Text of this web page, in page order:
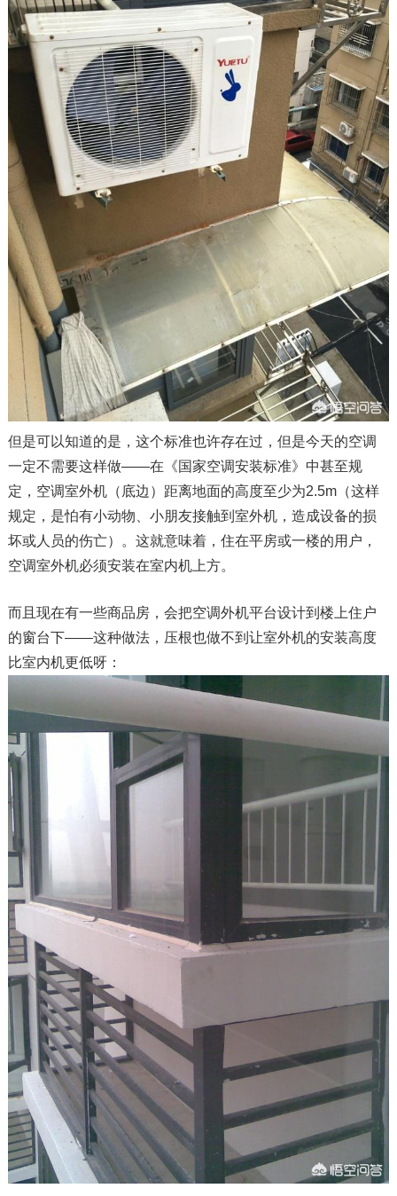
但是可以知道的是，这个标准也许存在过，但是今天的空调
一定不需要这样做——在《国家空调安装标准》中甚至规
定，空调室外机（底边）距离地面的高度至少为2.5m（这样
规定，是怕有小动物、小朋友接触到室外机，造成设备的损
坏或人员的伤亡）。这就意味着，住在平房或一楼的用户，
空调室外机必须安装在室内机上方。
而且现在有一些商品房，会把空调外机平台设计到楼上住户
的窗台下——这种做法，压根也做不到让室外机的安装高度
比室内机更低呀：